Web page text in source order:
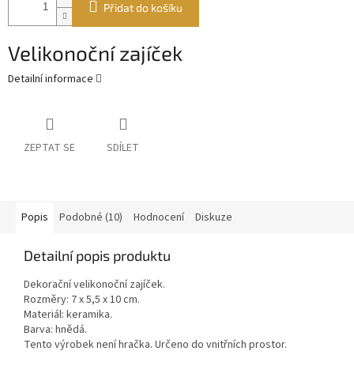
Přidat do košíku
Velikonoční zajíček
Detailní informace
ZEPTAT SE SDÍLET
Popis Podobné (10) Hodnocení Diskuze
Detailní popis produktu
Dekorační velikonoční zajíček.
Rozměry: 7 x 5,5 x 10 cm.
Materiál: keramika.
Barva: hnědá.
Tento výrobek není hračka. Určeno do vnitřních prostor.